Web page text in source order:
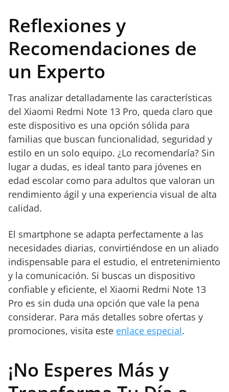
versión global.
Reflexiones y
Recomendaciones de
un Experto
Tras analizar detalladamente las características
del Xiaomi Redmi Note 13 Pro, queda claro que
este dispositivo es una opción sólida para
familias que buscan funcionalidad, seguridad y
estilo en un solo equipo. ¿Lo recomendaría? Sin
lugar a dudas, es ideal tanto para jóvenes en
edad escolar como para adultos que valoran un
rendimiento ágil y una experiencia visual de alta
calidad.
El smartphone se adapta perfectamente a las
necesidades diarias, convirtiéndose en un aliado
indispensable para el estudio, el entretenimiento
y la comunicación. Si buscas un dispositivo
confiable y eficiente, el Xiaomi Redmi Note 13
Pro es sin duda una opción que vale la pena
considerar. Para más detalles sobre ofertas y
promociones, visita este enlace especial.
¡No Esperes Más y